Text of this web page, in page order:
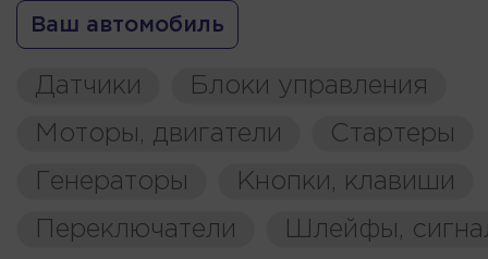
Ваш автомобиль
Датчики
Блоки управления
Моторы, двигатели
Стартеры
Генераторы
Кнопки, клавиши
Переключатели
Шлейфы,